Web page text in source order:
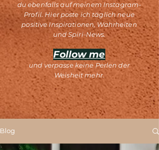
duebenfalls auf meinem Instagram-
Profil. Hier poste ich täglich neue
positive Inspirationen, Wahrheiten
und Spiri-News.
Follow me
und verpasse keine Perlen der
Weisheit mehr.
Blog